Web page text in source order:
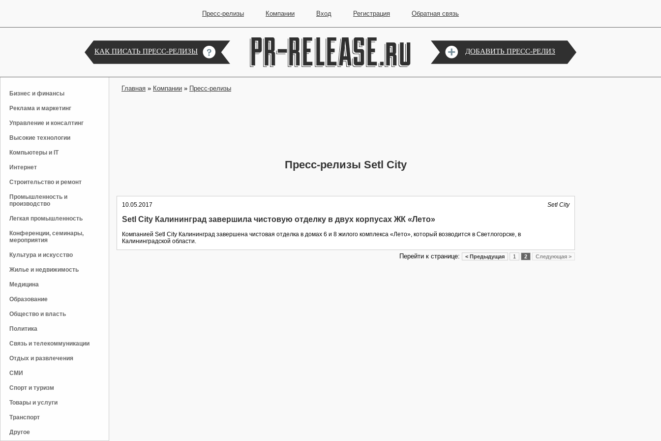
Пресс-релизы Компании Вход Регистрация Обратная связь
КАК ПИСАТЬ ПРЕСС-РЕЛИЗЫ ДОБАВИТЬ ПРЕСС-РЕЛИЗ
Бизнес и финансы
Реклама и маркетинг
Управление и консалтинг
Высокие технологии
Компьютеры и IT
Интернет
Строительство и ремонт
Промышленность и
производство
Легкая промышленность
Конференции, семинары,
мероприятия
Культура и искусство
Жилье и недвижимость
Медицина
Образование
Общество и власть
Политика
Связь и телекоммуникации
Отдых и развлечения
СМИ
Спорт и туризм
Товары и услуги
Транспорт
Другое
Главная » Компании » Пресс-релизы
Пресс-релизы Setl City
10.05.2017 Setl City
Setl City Калининград завершила чистовую отделку в двух корпусах ЖК «Лето»
Компанией Setl City Калининград завершена чистовая отделка в домах 6 и 8 жилого комплекса «Лето», который возводится в Светлогорске, в
Калининградской области.
Перейти к странице: < Предыдущая 1 2 Следующая >